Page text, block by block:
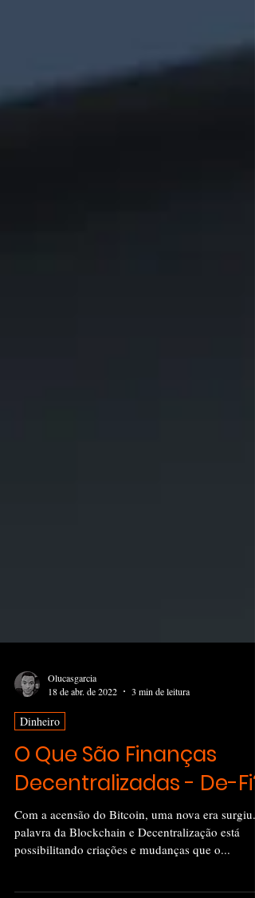
Olucasgarcia
18 de abr. de 2022
3 min de leitura
Dinheiro
O Que São Finanças
Decentralizadas - De-Fi?
palavra da Blockchain e Decentralização está